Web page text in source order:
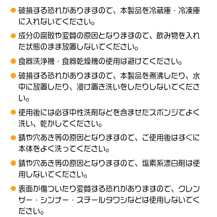
破損する恐れがありますので、本製品を冷蔵庫・冷凍庫
に入れないでください。
成分の腐敗や変質の原因となりますので、飲み物を入れ
た状態のまま放置しないでください。
食器洗浄機・食器乾燥機の使用は避けてください。
破損する恐れがありますので、本製品を煮沸したり、水
中に放置したり、浸け置き洗いをしたりしないでくださ
い。
使用後には必ず中性洗剤などを含ませたスポンジでよく
洗い、乾かしてください。
錆や穴あき等の原因となりますので、ご使用後はすぐに
本体をよく洗ってください。
錆や穴あき等の原因となりますので、塩素系漂白剤は使
用しないでください。
表面が傷ついたり変質する恐れがありますので、クレン
ザー・シンナー・スチールタワシなどは使用しないでく
ださい。